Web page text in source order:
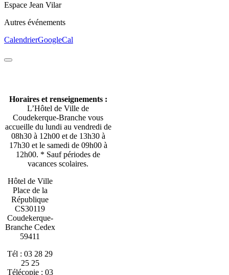
Espace Jean Vilar
Autres événements
CalendrierGoogleCal
Horaires et renseignements :
L’Hôtel de Ville de
Coudekerque-Branche vous
accueille du lundi au vendredi de
08h30 à 12h00 et de 13h30 à
17h30 et le samedi de 09h00 à
12h00. * Sauf périodes de
vacances scolaires.
Hôtel de Ville
Place de la
République
CS30119
Coudekerque-
Branche Cedex
59411
Tél : 03 28 29
25 25
Télécopie : 03